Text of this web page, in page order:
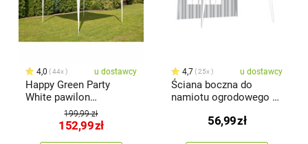
4,0 44x u dostawcy
Happy Green Party
White pawilon
ogrodowy biały
199,99 zł
152,99zł
4,7 25x u dostawcy
Ściana boczna do
namiotu ogrodowego z
56,99zł